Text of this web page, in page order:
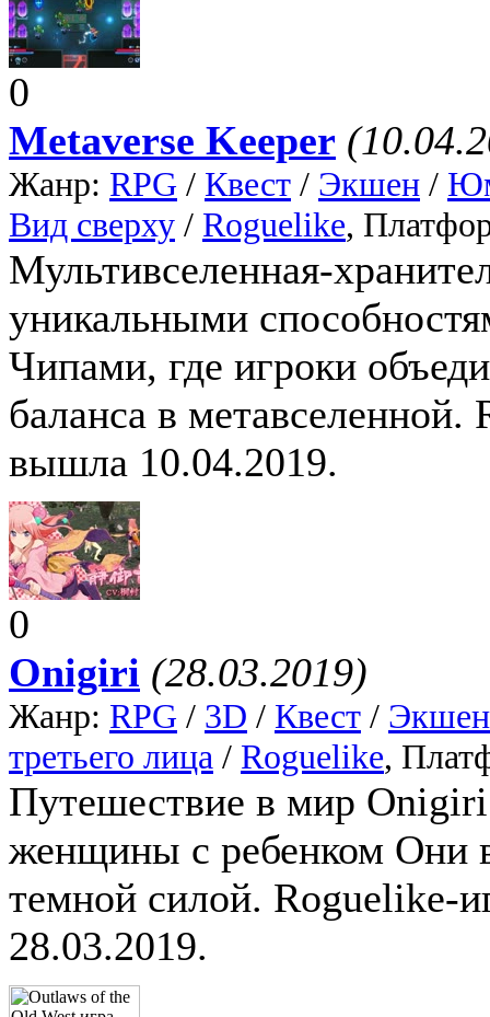
0
Metaverse Keeper
Жанр: RPG / Квест / Экшен /
Вид сверху / Roguelike,
Мультивселенная-
уникальными
Чипами, где игроки
баланса в
вышла 10.04.2019.
0
Onigiri (28.03.2019)
Жанр: RPG / 3D / Квест / Экшен
третьего лица / Roguelike,
Путешествие в мир
женщины с ребенком Они
темной силой. Roguelike-
28.03.2019.